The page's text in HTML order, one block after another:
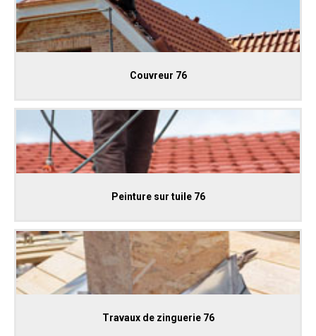
Couvreur 76
Peinture sur tuile 76
Travaux de zinguerie 76